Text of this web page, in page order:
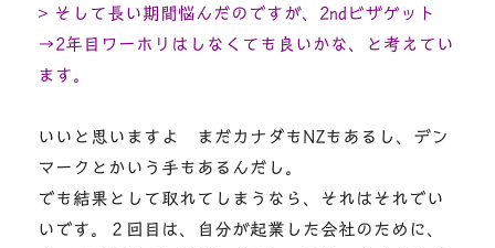
> そして長い期間悩んだのですが、2ndビザゲット
→2年目ワーホリはしなくても良いかな、と考えてい
ます。
いいと思いますよ まだカナダもNZもあるし、デン
マークとかいう手もあるんだし。
でも結果として取れてしまうなら、それはそれでい
いです。２回目は、自分が起業した会社のために、